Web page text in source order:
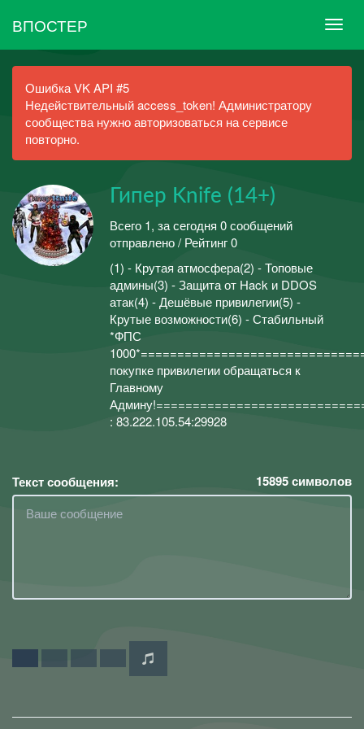
ВПОСТЕР
Ошибка VK API #5
Недействительный access_token! Администратору
сообщества нужно авторизоваться на сервисе
повторно.
Гипер Knife (14+)
Всего 1, за сегодня 0 сообщений
отправлено / Рейтинг 0
(1) - Крутая атмосфера(2) - Топовые
админы(3) - Защита от Hack и DDOS
атак(4) - Дешёвые привилегии(5) -
Крутые возможности(6) - Стабильный
*ФПС
покупке привилегии обращаться к
Главному
: 83.222.105.54:29928
Текст сообщения: 15895символов